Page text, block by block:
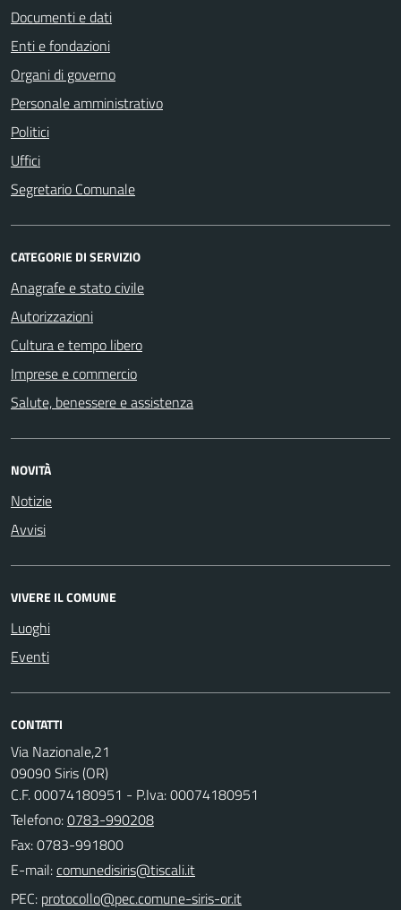
Documenti e dati
Enti e fondazioni
Organi di governo
Personale amministrativo
Politici
Uffici
Segretario Comunale
CATEGORIE DI SERVIZIO
Anagrafe e stato civile
Autorizzazioni
Cultura e tempo libero
Imprese e commercio
Salute, benessere e assistenza
NOVITÀ
Notizie
Avvisi
VIVERE IL COMUNE
Luoghi
Eventi
CONTATTI
Via Nazionale,21
09090 Siris (OR)
C.F. 00074180951 - P.Iva: 00074180951
Telefono:0783-990208
Fax: 0783-991800
E-mail:
PEC: